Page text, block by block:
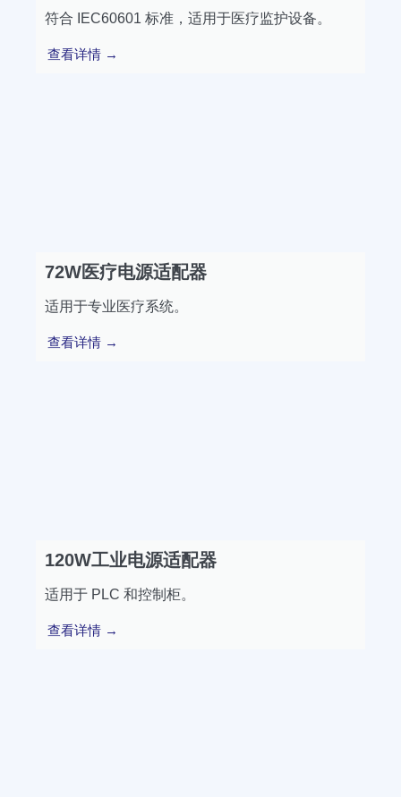
符合 IEC60601 标准，适用于医疗监护设备。
查看详情 →
72W医疗电源适配器
适用于专业医疗系统。
查看详情 →
120W工业电源适配器
适用于 PLC 和控制柜。
查看详情 →